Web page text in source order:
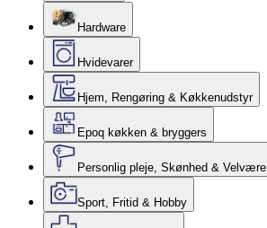
Hardware
Hvidevarer
Hjem, Rengøring & Køkkenudstyr
Epoq køkken & bryggers
Personlig pleje, Skønhed & Velvære
Sport, Fritid & Hobby